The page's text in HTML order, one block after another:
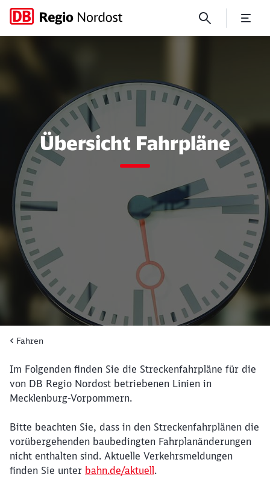
Übersicht Fahrpläne
Fahren
Im Folgenden finden Sie die Streckenfahrpläne für die
von DB Regio Nordost betriebenen Linien in
Mecklenburg-Vorpommern.
Bitte beachten Sie, dass in den Streckenfahrplänen die
vorübergehenden baubedingten Fahrplanänderungen
nicht enthalten sind. Aktuelle Verkehrsmeldungen
finden Sie unter bahn.de/aktuell.